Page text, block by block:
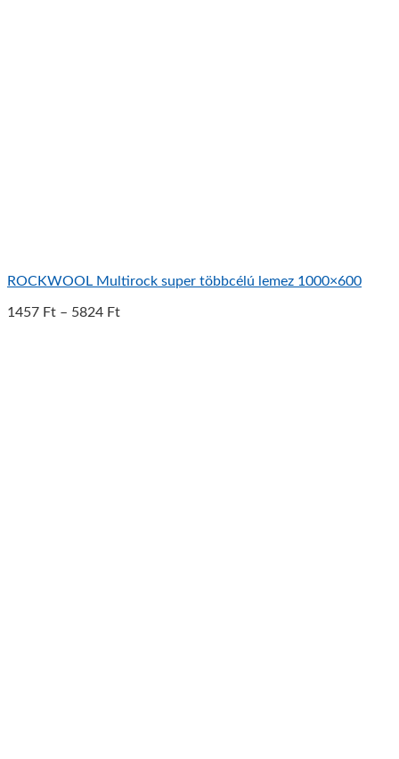
ROCKWOOL Multirock super többcélú lemez 1000×600
1457 Ft – 5824 Ft